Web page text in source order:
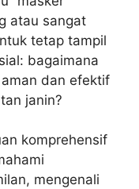
atau sangat
tetap tampil
bagaimana
dan efektif
janin?
komprehensif
mengenali